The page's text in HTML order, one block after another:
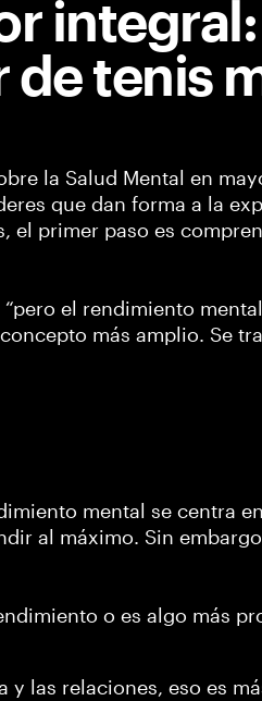
integral:
de tenis
la Salud Mental en
que dan forma a la
el primer paso es
el rendimiento
más amplio. Se
mental se centra
al máximo. Sin
o es algo más
y las relaciones, eso es